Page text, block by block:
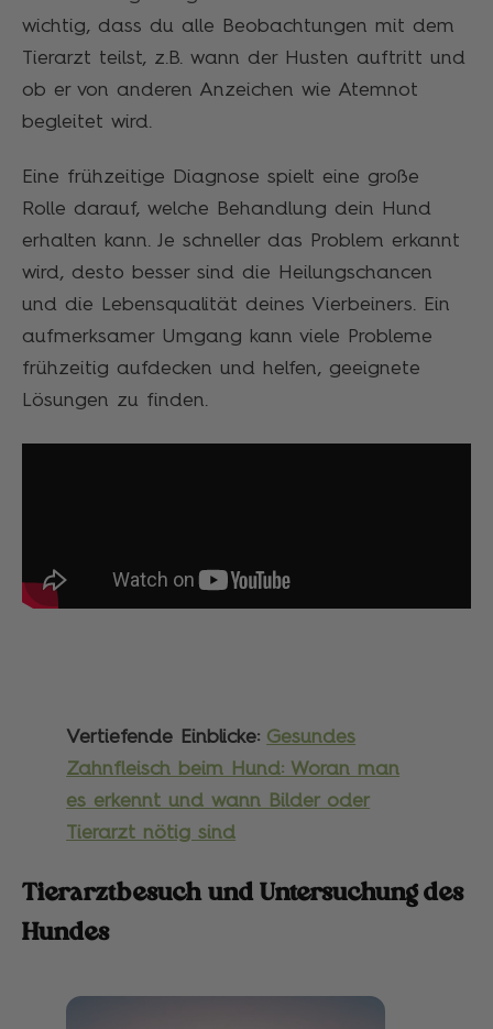
wichtig, dass du alle Beobachtungen mit dem
Tierarzt teilst, z.B. wann der Husten auftritt und
ob er von anderen Anzeichen wie Atemnot
begleitet wird.
Eine frühzeitige Diagnose spielt eine große
Rolle darauf, welche Behandlung dein Hund
erhalten kann. Je schneller das Problem erkannt
wird, desto besser sind die Heilungschancen
und die Lebensqualität deines Vierbeiners. Ein
aufmerksamer Umgang kann viele Probleme
frühzeitig aufdecken und helfen, geeignete
Lösungen zu finden.
Vertiefende Einblicke: Gesundes
Zahnfleisch beim Hund: Woran man
es erkennt und wann Bilder oder
Tierarzt nötig sind
Tierarztbesuch und Untersuchung des
Hundes